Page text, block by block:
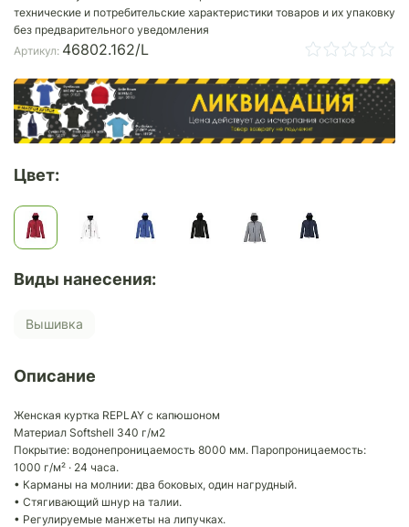
технические и потребительские характеристики товаров и их упаковку
без предварительного уведомления
Артикул: 46802.162/L
Цвет:
Виды нанесения:
Вышивка
Описание
Женская куртка REPLAY с капюшоном
Материал Softshell 340 г/м2
Покрытие: водонепроницаемость 8000 мм. Паропроницаемость:
1000 г/м² · 24 часа.
• Карманы на молнии: два боковых, один нагрудный.
• Стягивающий шнур на талии.
• Регулируемые манжеты на липучках.